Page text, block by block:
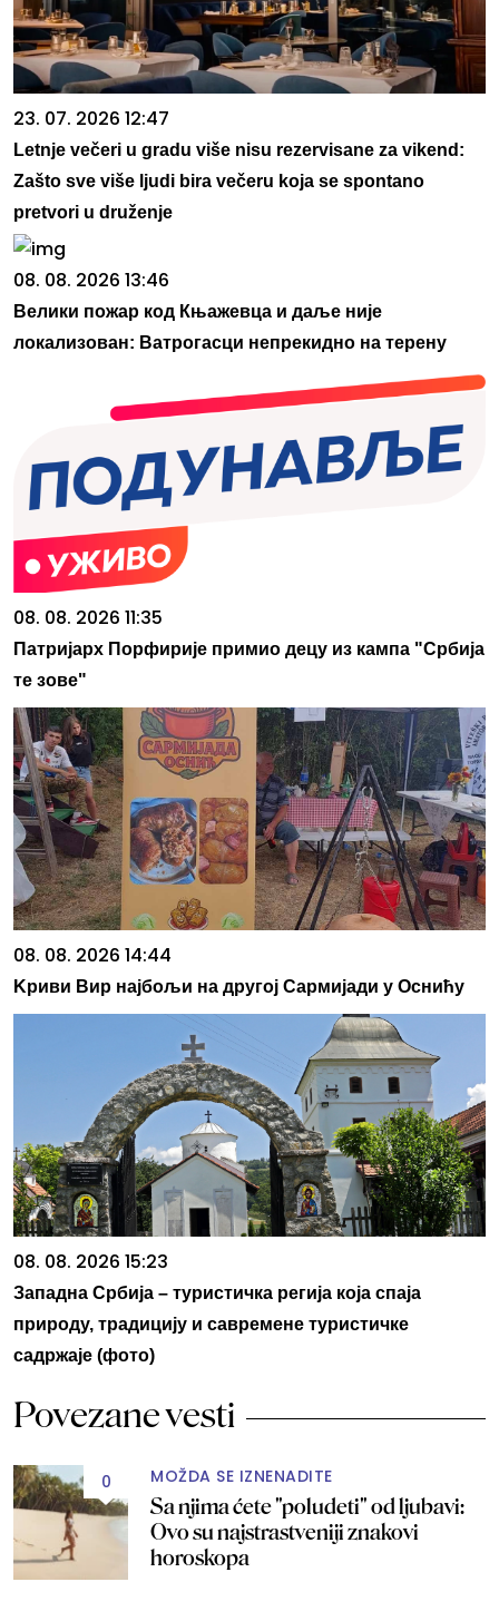
23. 07. 2026 12:47
Letnje večeri u gradu više nisu rezervisane za vikend:
Zašto sve više ljudi bira večeru koja se spontano
pretvori u druženje
08. 08. 2026 13:46
Велики пожар код Књажевца и даље није
локализован: Ватрогасци непрекидно на терену
08. 08. 2026 11:35
Патријарх Порфирије примио децу из кампа "Србија
те зове"
08. 08. 2026 14:44
Kриви Вир најбољи на другој Сармијади у Оснићу
08. 08. 2026 15:23
Западна Србија – туристичка регија која спаја
природу, традицију и савремене туристичке
садржаје (фото)
Povezane vesti
0 MOŽDA SE IZNENADITE
Sa njima ćete "poludeti" od ljubavi:
Ovo su najstrastveniji znakovi
horoskopa